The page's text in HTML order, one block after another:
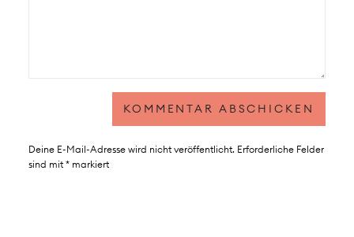
Deine E-Mail-Adresse wird nicht veröffentlicht. Erforderliche Felder
sind mit *markiert